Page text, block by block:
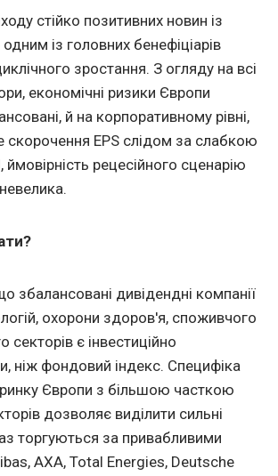
стійко позитивних новин із
із головних бенефіціарів
зростання. З огляду на всі
економічні ризики Європи
й на корпоративному рівні,
скорочення EPS слідом за слабкою
рецесійного сценарію
збалансовані дивідендні компанії
охорони здоров'я, споживчого
секторів є інвестиційно
ніж фондовий індекс. Специфіка
ринку Європи з більшою часткою
дозволяє виділити сильні
торгуються за привабливими
AXA, Total Energies, Deutsche